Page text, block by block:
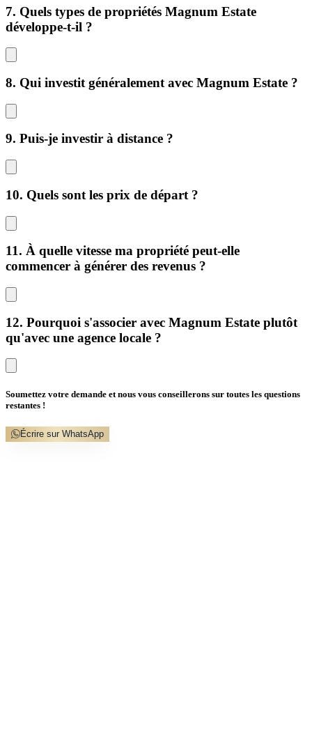
7. Quels types de propriétés Magnum Estate
développe-t-il ?
8. Qui investit généralement avec Magnum Estate ?
9. Puis-je investir à distance ?
10. Quels sont les prix de départ ?
11. À quelle vitesse ma propriété peut-elle
commencer à générer des revenus ?
12. Pourquoi s'associer avec Magnum Estate plutôt
qu'avec une agence locale ?
Soumettez votre demande et nous vous conseillerons sur toutes les questions
restantes !
Écrire sur WhatsApp